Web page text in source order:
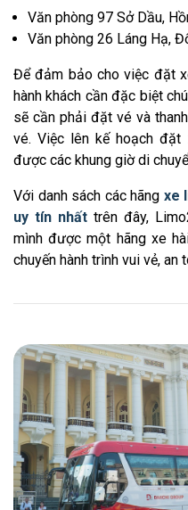
Văn phòng 97 Sở Dầu,
Văn phòng 26 Láng Hạ,
Để đảm bảo cho việc đặt
hành khách cần đặc biệt
sẽ cần phải đặt vé và
vé. Việc lên kế hoạch
được các khung giờ di
Với danh sách các hãng xe
uy tín nhất trên đây,
mình được một hãng xe
chuyến hành trình vui vẻ, an